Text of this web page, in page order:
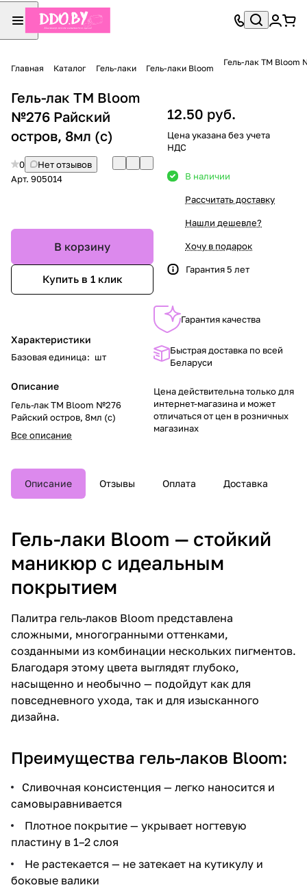
Главная Каталог Гель-лаки Гель-лаки Bloom
Гель-лак TM Bloom
Гель-лак TM Bloom
№276 Райский
остров, 8мл (с)
0
Нет отзывов
Арт. 905014
В корзину
Купить в 1 клик
Характеристики
Базовая единица: шт
Описание
Гель-лак TM Bloom №276
Райский остров, 8мл (с)
Все описание
12.50 руб.
Цена указана без учета
НДС
В наличии
Рассчитать доставку
Нашли дешевле?
Хочу в подарок
Гарантия 5 лет
Гарантия качества
Быстрая доставка по всей
Беларуси
Цена действительна только для
интернет-магазина и может
отличаться от цен в розничных
магазинах
Описание Отзывы Оплата Доставка
Гель-лаки Bloom — стойкий
маникюр с идеальным
покрытием
Палитра гель-лаков Bloom представлена
сложными, многогранными оттенками,
созданными из комбинации нескольких пигментов.
Благодаря этому цвета выглядят глубоко,
насыщенно и необычно — подойдут как для
повседневного ухода, так и для изысканного
дизайна.
Преимущества гель-лаков Bloom:
Сливочная консистенция — легко наносится и
самовыравнивается
Плотное покрытие — укрывает ногтевую
пластину в 1–2 слоя
Не растекается — не затекает на кутикулу и
боковые валики